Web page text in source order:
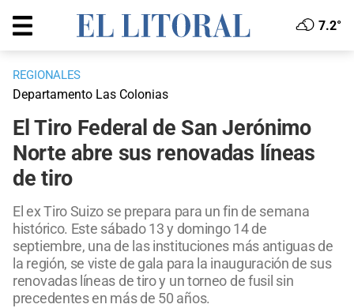
7.2°
REGIONALES
Departamento Las Colonias
El Tiro Federal de San Jerónimo
Norte abre sus renovadas líneas
de tiro
El ex Tiro Suizo se prepara para un fin de semana
histórico. Este sábado 13 y domingo 14 de
septiembre, una de las instituciones más antiguas de
la región, se viste de gala para la inauguración de sus
renovadas líneas de tiro y un torneo de fusil sin
precedentes en más de 50 años.